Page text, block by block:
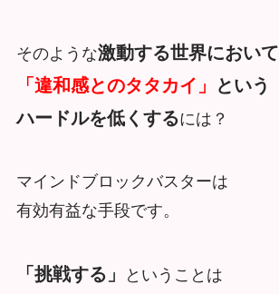
そのような激動する世界において
「違和感とのタタカイ」
という
ハードルを低くするには？
マインドブロックバスターは
有効有益な手段です。
「挑戦する」
ということは